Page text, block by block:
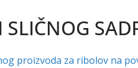
SLIČNOG
proizvoda za ribolov na